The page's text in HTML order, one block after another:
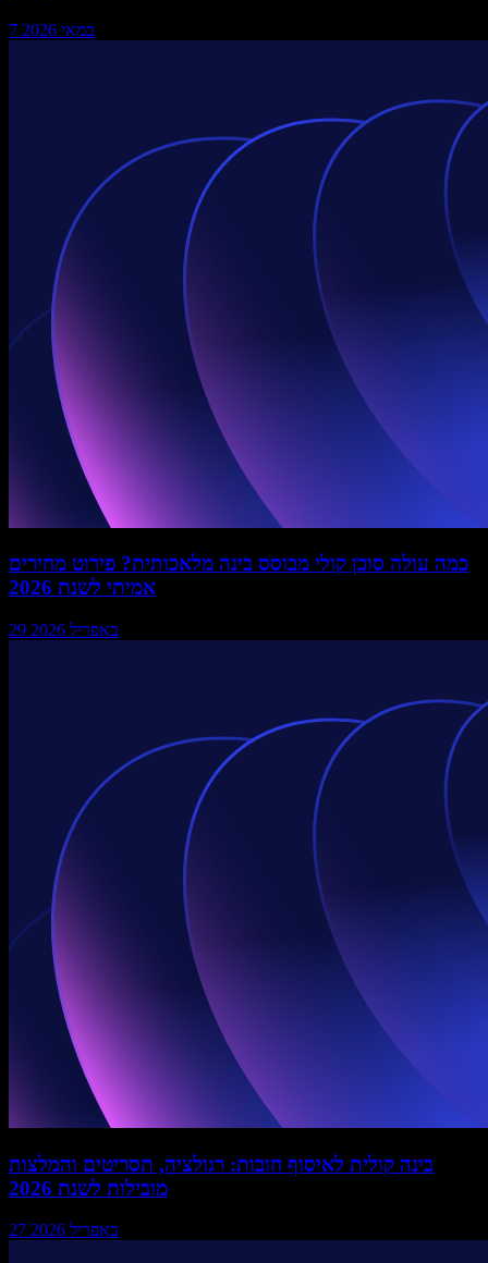
7 במאי 2026
כמה עולה סוכן קולי מבוסס בינה מלאכותית? פירוט מחירים
אמיתי לשנת 2026
29 באפריל 2026
בינה קולית לאיסוף חובות: רגולציה, תסריטים והמלצות
מובילות לשנת 2026
27 באפריל 2026